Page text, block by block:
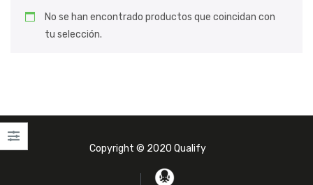
No se han encontrado productos que coincidan con
tu selección.
Copyright © 2020 Qualify